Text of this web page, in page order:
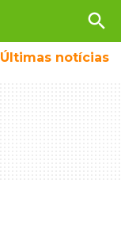
search
Últimas notícias